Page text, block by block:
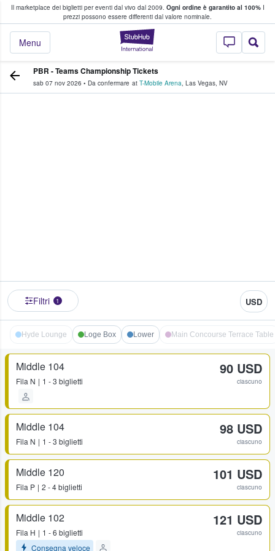
Il marketplace dei biglietti per eventi dal vivo dal 2009. Ogni ordine è garantito al 100%I
prezzi possono essere differenti dal valore nominale.
StubHub - Dove
Menu
fan comprano e vendono biglietti
PBR - Teams Championship Tickets
sab 07 nov 2026 • Da confermare at T-Mobile Arena, Las Vegas, NV
Filtri 1 USD
Hyde Lounge Loge Box Lower Main Concourse Terrace Table
Middle 104
Fila N 1 - 3 biglietti
90 USD
ciascuno
Middle 104
Fila N 1 - 3 biglietti
98 USD
ciascuno
Middle 120
Fila P 2 - 4 biglietti
101 USD
ciascuno
Middle 102
Fila H
1 - 6 biglietti
Consegna veloce
121 USD
ciascuno